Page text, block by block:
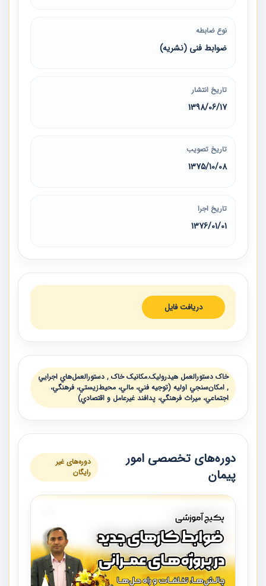
نوع ضابطه
ضوابط فنی (نشریه)
تاریخ انتشار
1398/06/17
تاریخ تصویب
1375/10/08
تاریخ اجرا
1376/01/01
دریافت فایل
خاک دستورالعمل هيدروليک.مکانیک خاک , دستورالعمل‌هاي اجرايي
, امكان‌سنجي اوليه (توجيه فني، مالي، محيط‌زيستي، فرهنگي،
اجتماعي، ميراث فرهنگي، پدافند غيرعامل و اقتصادي)
دوره‌های تخصصی امور
پیمان
دوره‌های غیر
رایگان